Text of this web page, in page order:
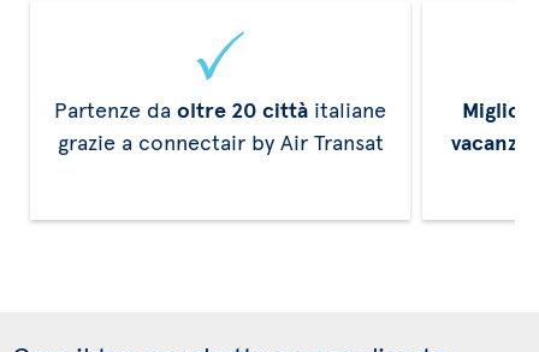
Partenze daoltre 20 città italiane
grazie a connectair by Air Transat
Miglior
vacanze